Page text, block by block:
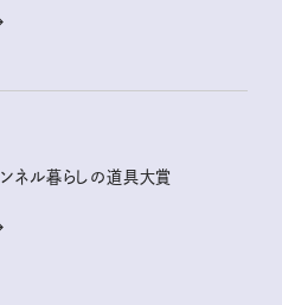
ンネル暮らしの道具大賞